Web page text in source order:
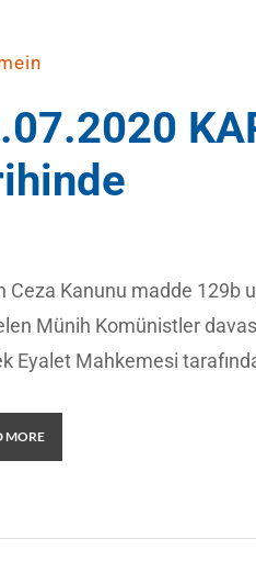
Ceza Kanunu madde 129b
Münih Komünistler
Eyalet Mahkemesi
MORE